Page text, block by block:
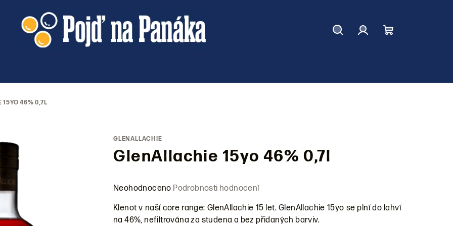
15YO 46% 0,7L
GLENALLACHIE
GlenAllachie 15yo 46% 0,7l
Průměrné
produktu
je
Neohodnoceno Podrobnosti hodnocení
Klenot v naší core range: GlenAllachie 15 let. GlenAllachie 15yo se plní do lahví
na 46%, nefiltrována za studena a bez přidaných barviv.